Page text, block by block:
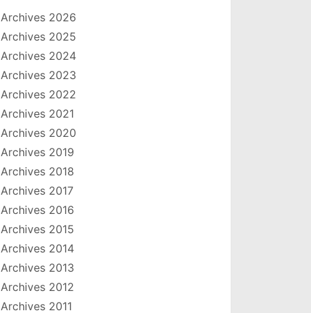
Archives 2026
Archives 2025
Archives 2024
Archives 2023
Archives 2022
Archives 2021
Archives 2020
Archives 2019
Archives 2018
Archives 2017
Archives 2016
Archives 2015
Archives 2014
Archives 2013
Archives 2012
Archives 2011